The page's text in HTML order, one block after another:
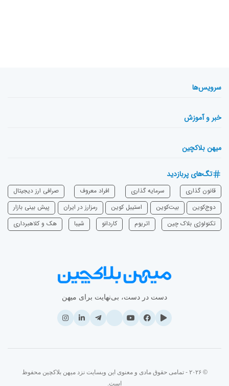
سرویس‌ها
خبر و آموزش
میهن بلاکچین
تگ‌های پربازدید
قانون گذاری سرمایه‌ گذاری افراد معروف
صرافی ارز دیجیتال
دوج‌کوین
بیت‌کوین استیبل کوین رمزارز در ایران
پیش بینی بازار
تکنولوژی بلاک چین
اتریوم ‌کاردانو شیبا هک و کلاهبرداری
دست در دست، بی‌نهایت برای میهن
© ۲۰۲۶ - تمامی حقوق مادی و معنوی این وبسایت نزد میهن بلاکچین محفوظ
است.